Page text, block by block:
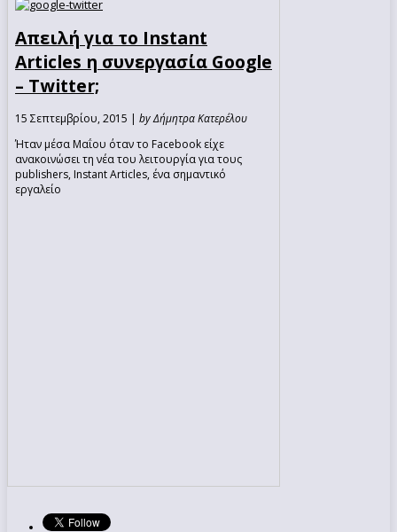
Απειλή για το Instant
Articles η συνεργασία Google
– Twitter;
15 Σεπτεμβρίου, 2015 | by Δήμητρα Κατερέλου
Ήταν μέσα Μαΐου όταν το Facebook είχε
ανακοινώσει τη νέα του λειτουργία για τους
publishers, Instant Articles, ένα σημαντικό
εργαλείο